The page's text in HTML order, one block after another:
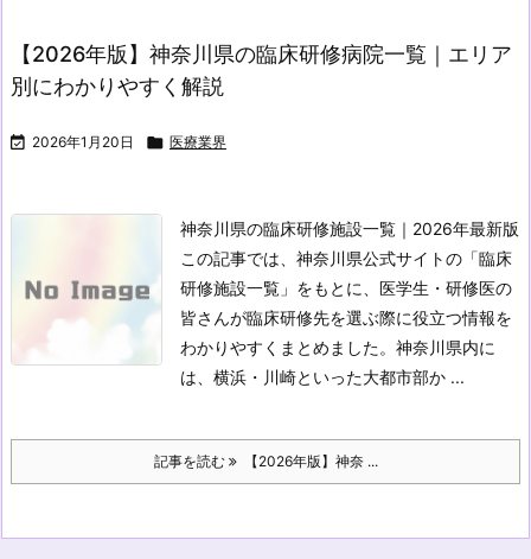
【2026年版】神奈川県の臨床研修病院一覧｜エリア
別にわかりやすく解説
 2026年1月20日  医療業界
神奈川県の臨床研修施設一覧｜2026年最新版
この記事では、神奈川県公式サイトの「臨床
研修施設一覧」をもとに、医学生・研修医の
皆さんが臨床研修先を選ぶ際に役立つ情報を
わかりやすくまとめました。神奈川県内に
は、横浜・川崎といった大都市部か ...
記事を読む 【2026年版】神奈 ...